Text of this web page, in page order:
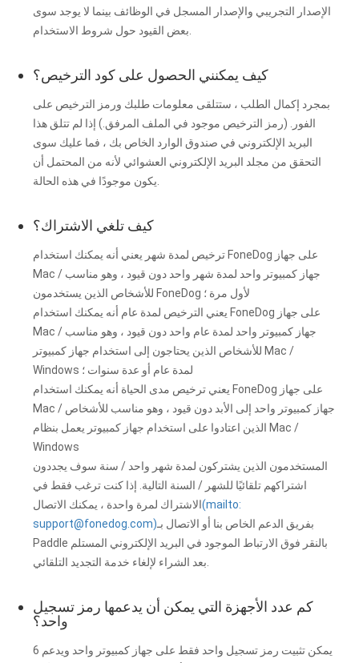
الإصدار التجريبي والإصدار المسجل في الوظائف بينما لا يوجد سوى
بعض القيود حول شروط الاستخدام.
كيف يمكنني الحصول على كود الترخيص؟
بمجرد إكمال الطلب ، ستتلقى معلومات طلبك ورمز الترخيص على
الفور. (رمز الترخيص موجود في الملف المرفق.) إذا لم تتلق هذا
البريد الإلكتروني في صندوق الوارد الخاص بك ، فما عليك سوى
التحقق من مجلد البريد الإلكتروني العشوائي لأنه من المحتمل أن
يكون موجودًا في هذه الحالة.
كيف تلغي الاشتراك؟
ترخيص لمدة شهر يعني أنه يمكنك استخدام FoneDog على جهاز
Mac / جهاز كمبيوتر واحد لمدة شهر واحد دون قيود ، وهو مناسب
للأشخاص الذين يستخدمون FoneDog لأول مرة ؛
يعني الترخيص لمدة عام أنه يمكنك استخدام FoneDog على جهاز
Mac / جهاز كمبيوتر واحد لمدة عام واحد دون قيود ، وهو مناسب
للأشخاص الذين يحتاجون إلى استخدام جهاز كمبيوتر Mac /
Windows لمدة عام أو عدة سنوات ؛
يعني ترخيص مدى الحياة أنه يمكنك استخدام FoneDog على جهاز
Mac / جهاز كمبيوتر واحد إلى الأبد دون قيود ، وهو مناسب للأشخاص
الذين اعتادوا على استخدام جهاز كمبيوتر يعمل بنظام Mac /
Windows
المستخدمون الذين يشتركون لمدة شهر واحد / سنة سوف يجددون
اشتراكهم تلقائيًا للشهر / السنة التالية. إذا كنت ترغب فقط في
الاشتراك لمرة واحدة ، يمكنك الاتصال(mailto:
support@fonedog.com)بفريق الدعم الخاص بنا أو الاتصال بـ
Paddle بالنقر فوق الارتباط الموجود في البريد الإلكتروني المستلم
بعد الشراء لإلغاء خدمة التجديد التلقائي.
كم عدد الأجهزة التي يمكن أن يدعمها رمز تسجيل
واحد؟
يمكن تثبيت رمز تسجيل واحد فقط على جهاز كمبيوتر واحد ويدعم 6